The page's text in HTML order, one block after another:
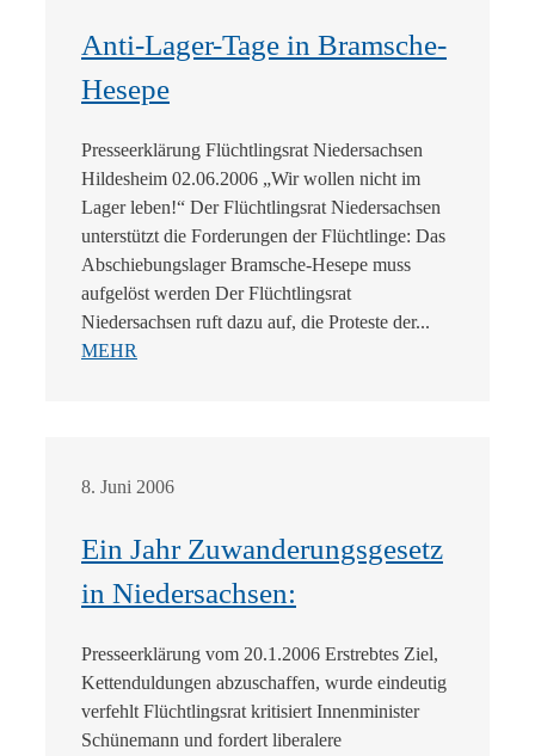
Anti-Lager-Tage in Bramsche-
Hesepe
Presseerklärung Flüchtlingsrat Niedersachsen
Hildesheim 02.06.2006 „Wir wollen nicht im
Lager leben!“ Der Flüchtlingsrat Niedersachsen
unterstützt die Forderungen der Flüchtlinge: Das
Abschiebungslager Bramsche-Hesepe muss
aufgelöst werden Der Flüchtlingsrat
Niedersachsen ruft dazu auf, die Proteste der...
MEHR
8. Juni 2006
Ein Jahr Zuwanderungsgesetz
in Niedersachsen:
Presseerklärung vom 20.1.2006 Erstrebtes Ziel,
Kettenduldungen abzuschaffen, wurde eindeutig
verfehlt Flüchtlingsrat kritisiert Innenminister
Schünemann und fordert liberalere